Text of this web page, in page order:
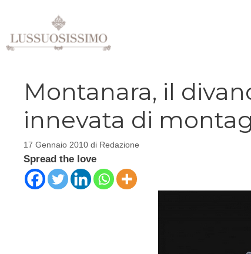
contenuto
Montanara, il
innevata di
17 Gennaio 2010 di Redazione
Spread the love